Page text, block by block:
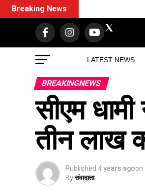
LATEST NEWS
Breaking News ML
BREAKINGNEWS
सीएम
तीन लाख
Published 4 years agoon
Byसंवादाता